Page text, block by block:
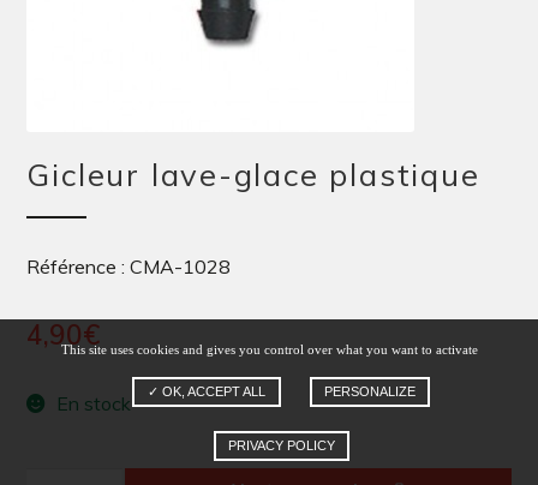
Gicleur lave-glace plastique
Référence : CMA-1028
4,90€
En stock
This site uses cookies and gives you control over what you want to activate
✓ OK, ACCEPT ALL PERSONALIZE
PRIVACY POLICY